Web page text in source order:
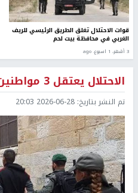
قوات الاحتلال تغلق الطريق الرئيسي للريف
الغربي في محافظة بيت لحم
3 أشهر، 1 اسبوع. ago
الاحتلال يعتقل 3 مواطنين من القدس
تم النشر بتاريخ: 2026-06-28 20:03